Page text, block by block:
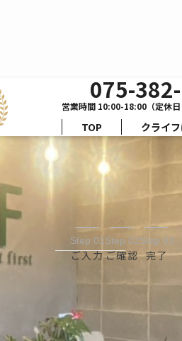
075-
営業時間 10:00-18:00（定休日
TOP クライ
屋の設
Step 01
ご入力
Step 02
ご確認
Step 03
完了
3営業日以内に担
情報は、ご本人の同意なく第三者
「個人情報の保護に関する事項」を